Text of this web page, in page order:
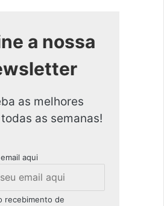
a nossa
as melhores
as semanas!
aqui
recebimento de